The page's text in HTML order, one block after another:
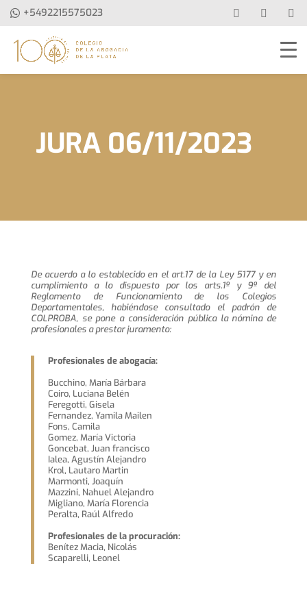
+5492215575023
JURA 06/11/2023
De acuerdo a lo establecido en el art.17 de la Ley 5177 y en
cumplimiento a lo dispuesto por los arts.1º y 9º del
Reglamento de Funcionamiento de los Colegios
Departamentales, habiéndose consultado el padrón de
COLPROBA, se pone a consideración pública la nómina de
profesionales a prestar juramento:
Profesionales de abogacía:
Bucchino, María Bárbara
Coiro, Luciana Belén
Feregotti, Gisela
Fernandez, Yamila Mailen
Fons, Camila
Gomez, María Victoria
Goncebat, Juan francisco
Ialea, Agustín Alejandro
Krol, Lautaro Martin
Marmonti, Joaquín
Mazzini, Nahuel Alejandro
Migliano, María Florencia
Peralta, Raúl Alfredo
Profesionales de la procuración:
Benítez Macia, Nicolás
Scaparelli, Leonel